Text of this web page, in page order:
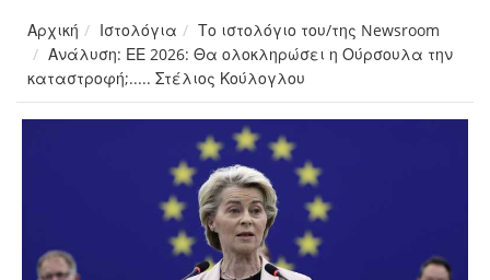
Αρχική Ιστολόγια
Το ιστολόγιο του/της Newsroom
Ανάλυση: ΕΕ 2026: Θα ολοκληρώσει η Ούρσουλα την
καταστροφή;..... Στέλιος Κούλογλου